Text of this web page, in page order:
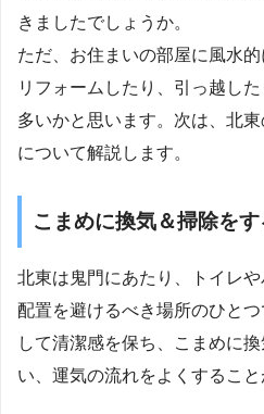
きましたでしょうか。
ただ、お住まいの部屋に風水的
リフォームしたり、引っ越し
多いかと思います。次は、北
について解説します。
こまめに換気＆掃除をす
北東は鬼門にあたり、トイレ
配置を避けるべき場所のひと
して清潔感を保ち、こまめに
い、運気の流れをよくすること